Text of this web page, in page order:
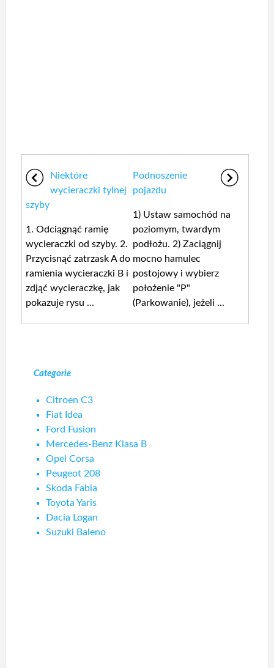
Niektóre
wycieraczki tylnej
szyby
1. Odciągnąć ramię
wycieraczki od szyby. 2.
Przycisnąć zatrzask A do
ramienia wycieraczki B i
zdjąć wycieraczkę, jak
pokazuje rysu ...
Podnoszenie
pojazdu
1) Ustaw samochód na
poziomym, twardym
podłożu. 2) Zaciągnij
mocno hamulec
postojowy i wybierz
położenie "P"
(Parkowanie), jeżeli ...
Categorie
Citroen C3
Fiat Idea
Ford Fusion
Mercedes-Benz Klasa B
Opel Corsa
Peugeot 208
Skoda Fabia
Toyota Yaris
Dacia Logan
Suzuki Baleno